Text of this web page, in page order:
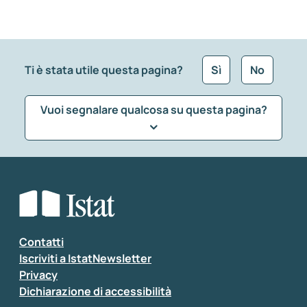
Ti è stata utile questa pagina? Sì No
Vuoi segnalare qualcosa su questa pagina?
Seleziona la tipologia della segnalazione
Inserisci il tuo commento
Contatti
Iscriviti a IstatNewsletter
Privacy
Dichiarazione di accessibilità